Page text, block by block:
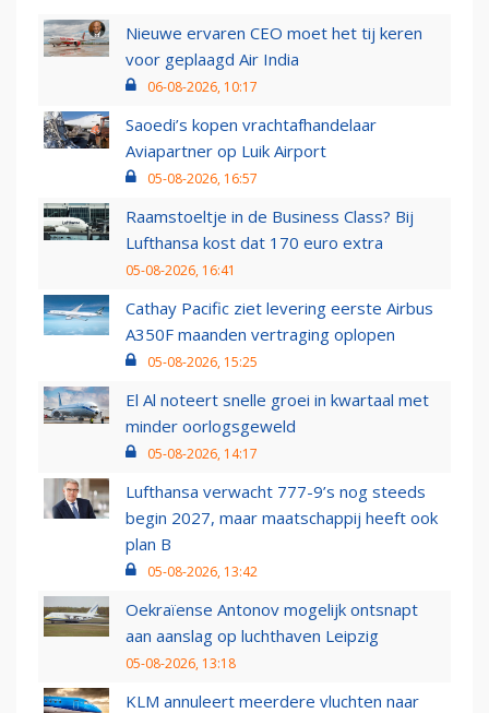
Nieuwe ervaren CEO moet het tij keren
voor geplaagd Air India
06-08-2026, 10:17
Saoedi’s kopen vrachtafhandelaar
Aviapartner op Luik Airport
05-08-2026, 16:57
Raamstoeltje in de Business Class? Bij
Lufthansa kost dat 170 euro extra
05-08-2026, 16:41
Cathay Pacific ziet levering eerste Airbus
A350F maanden vertraging oplopen
05-08-2026, 15:25
El Al noteert snelle groei in kwartaal met
minder oorlogsgeweld
05-08-2026, 14:17
Lufthansa verwacht 777-9’s nog steeds
begin 2027, maar maatschappij heeft ook
plan B
05-08-2026, 13:42
Oekraïense Antonov mogelijk ontsnapt
aan aanslag op luchthaven Leipzig
05-08-2026, 13:18
KLM annuleert meerdere vluchten naar